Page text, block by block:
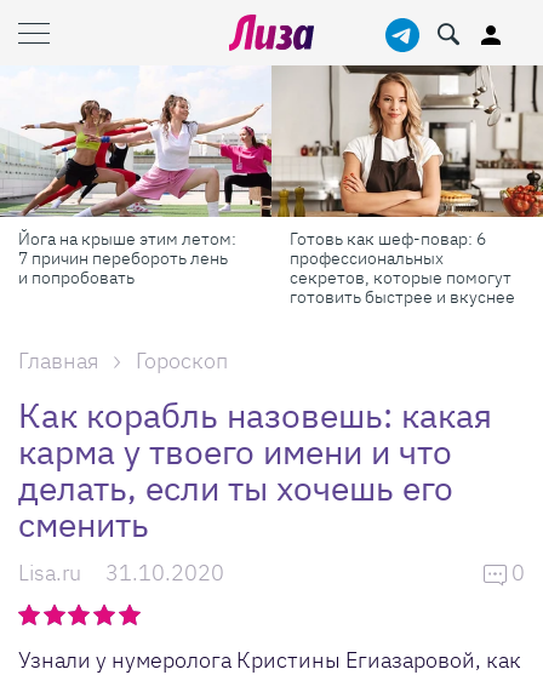
Йога на крыше этим летом:
7 причин перебороть лень
и попробовать
Готовь как шеф-повар: 6
профессиональных
секретов, которые помогут
готовить быстрее и вкуснее
Главная Гороскоп
Как корабль назовешь: какая
карма у твоего имени и что
делать, если ты хочешь его
сменить
Lisa.ru 31.10.2020 0
Узнали у нумеролога Кристины Егиазаровой, как